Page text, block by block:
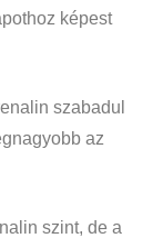
képest
szabadul
az
szint, de a